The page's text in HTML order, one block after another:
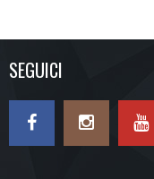
SEGUICI